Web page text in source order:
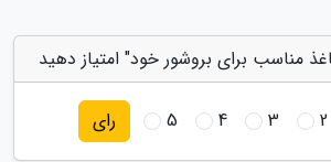
مناسب برای بروشور خود" امتیاز دهید
2
3
4
5 رای